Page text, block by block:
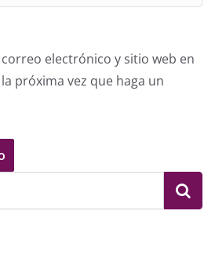
electrónico y sitio web en
próxima vez que haga un